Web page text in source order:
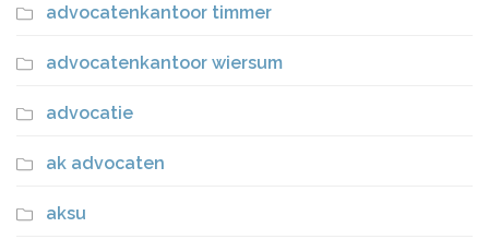
advocatenkantoor timmer
advocatenkantoor wiersum
advocatie
ak advocaten
aksu